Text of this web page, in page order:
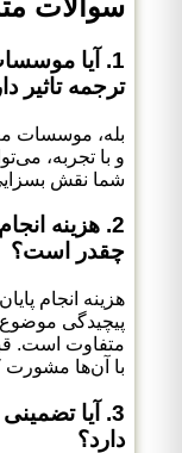
سوالات
1. آیا
ترجمه تاثیر
بله، موسسات
و با تجربه،
شما نقش
2. هزینه
چقدر است؟
هزینه انجام
پیچیدگی
متفاوت است.
با آن‌ها مشورت
3. آیا
دارد؟